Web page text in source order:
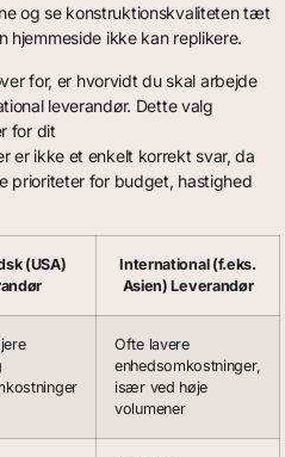
og se konstruktionskvaliteten tæt
hjemmeside ikke kan replikere.
for, er hvorvidt du skal arbejde
leverandør. Dette valg
for dit
er ikke et enkelt korrekt svar, da
prioriteter for budget, hastighed
(USA)
International (f.eks.
Asien) Leverandør
Ofte lavere
enhedsomkostninger,
især ved høje
volumener